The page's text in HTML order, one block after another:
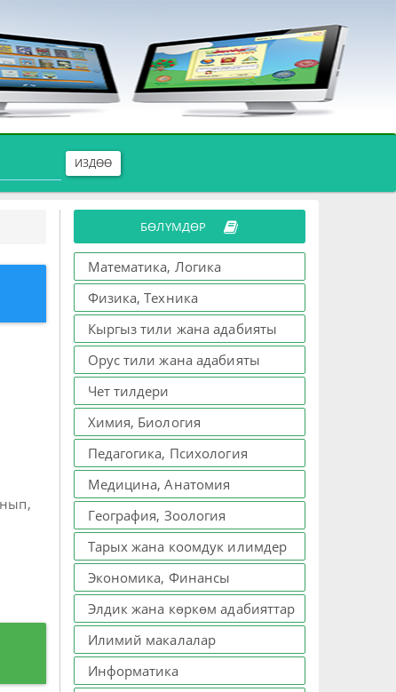
ИЗДӨӨ
БӨЛҮМДӨР
Математика, Логика
Физика, Техника
Кыргыз тили жана адабияты
Орус тили жана адабияты
Чет тилдери
Химия, Биология
Педагогика, Психология
Медицина, Анатомия
География, Зоология
Тарых жана коомдук илимдер
Экономика, Финансы
Элдик жана көркөм адабияттар
Илимий макалалар
Информатика